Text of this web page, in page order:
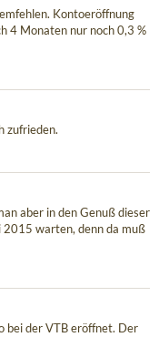
Kontoeröffnung
4 Monaten nur noch 0,3 %
zufrieden.
aber in den Genuß dieser
2015 warten, denn da muß
bei der VTB eröffnet. Der